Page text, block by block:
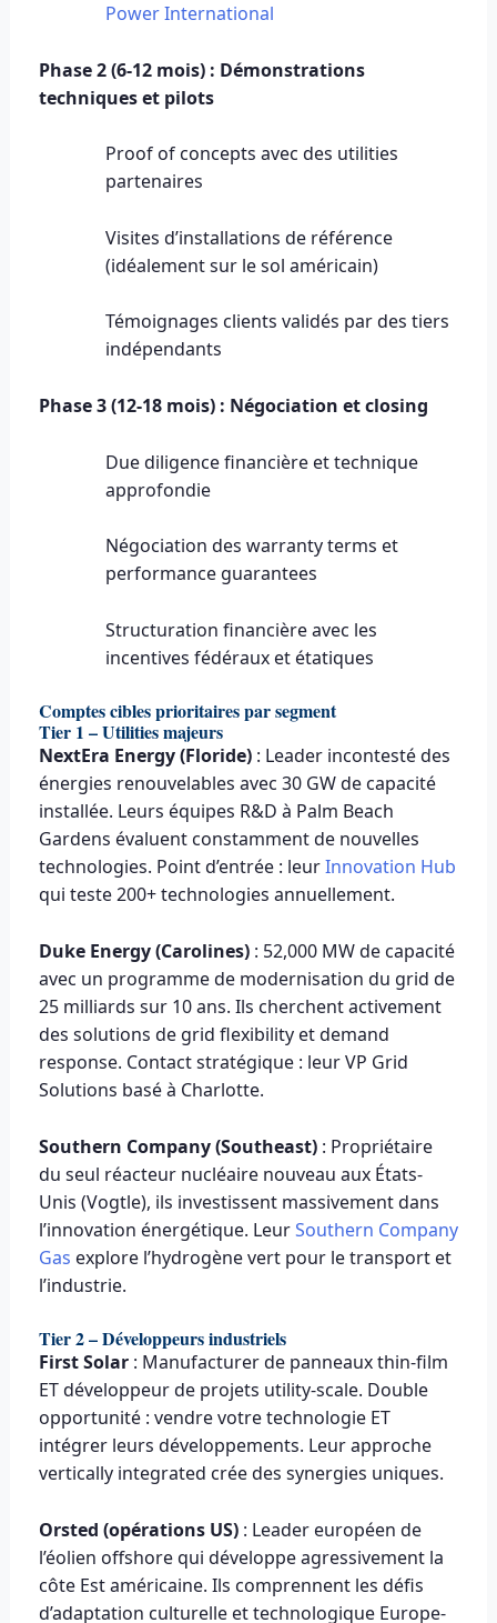
Power International
Phase 2 (6-12 mois) : Démonstrations
techniques et pilots
Proof of concepts avec des utilities
partenaires
Visites d’installations de référence
(idéalement sur le sol américain)
Témoignages clients validés par des tiers
indépendants
Phase 3 (12-18 mois) : Négociation et closing
Due diligence financière et technique
approfondie
Négociation des warranty terms et
performance guarantees
Structuration financière avec les
incentives fédéraux et étatiques
Comptes cibles prioritaires par segment
Tier 1 – Utilities majeurs
NextEra Energy (Floride) : Leader incontesté des
énergies renouvelables avec 30 GW de capacité
installée. Leurs équipes R&D à Palm Beach
Gardens évaluent constamment de nouvelles
technologies. Point d’entrée : leurInnovation Hub
qui teste 200+ technologies annuellement.
Duke Energy (Carolines) : 52,000 MW de capacité
avec un programme de modernisation du grid de
25 milliards sur 10 ans. Ils cherchent activement
des solutions de grid flexibility et demand
response. Contact stratégique : leur VP Grid
Solutions basé à Charlotte.
Southern Company (Southeast): Propriétaire
du seul réacteur nucléaire nouveau aux États-
Unis (Vogtle), ils investissent massivement dans
l’innovation énergétique. LeurSouthern Company
Gas explore l’hydrogène vert pour le transport et
l’industrie.
Tier 2 – Développeurs industriels
First Solar: Manufacturer de panneaux thin-film
ET développeur de projets utility-scale. Double
opportunité : vendre votre technologie ET
intégrer leurs développements. Leur approche
vertically integrated crée des synergies uniques.
Orsted (opérations US) : Leader européen de
l’éolien offshore qui développe agressivement la
côte Est américaine. Ils comprennent les défis
d’adaptation culturelle et technologique Europe-